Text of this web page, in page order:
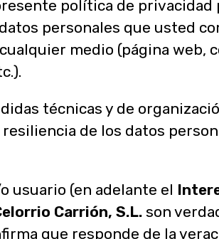
política de
personales que usted
medio (página web,
técnicas y de
de los datos
usuario (en adelante el
Carrión, S.L. son
que responde de la